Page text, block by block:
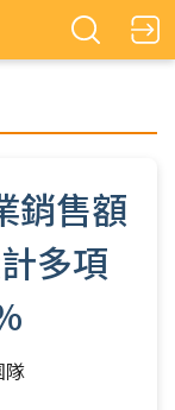
銷售額
多項
隊